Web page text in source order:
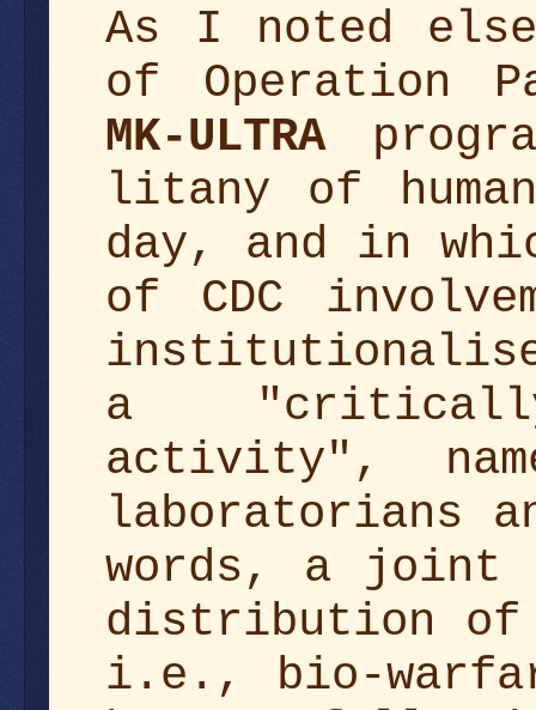
As I noted
of Operation
MK-ULTRA
litany of
day, and in
of CDC
a
activity",
laboratorians
words, a joint
distribution of
i.e., bio-